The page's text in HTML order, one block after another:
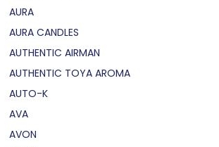
AURA
AURA CANDLES
AUTHENTIC AIRMAN
AUTHENTIC TOYA AROMA
AUTO-K
AVA
AVON